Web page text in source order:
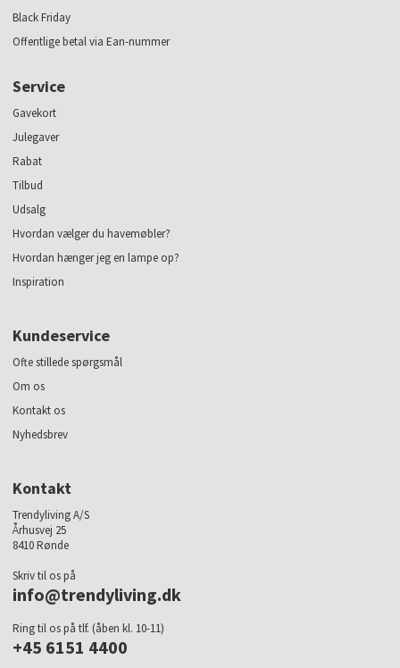
Black Friday
Offentlige betal via Ean-nummer
Service
Gavekort
Julegaver
Rabat
Tilbud
Udsalg
Hvordan vælger du havemøbler?
Hvordan hænger jeg en lampe op?
Inspiration
Kundeservice
Ofte stillede spørgsmål
Om os
Kontakt os
Nyhedsbrev
Kontakt
Trendyliving A/S
Århusvej 25
8410 Rønde
Skriv til os på
info@trendyliving.dk
Ring til os på tlf. (åben kl. 10-11)
+45 6151 4400